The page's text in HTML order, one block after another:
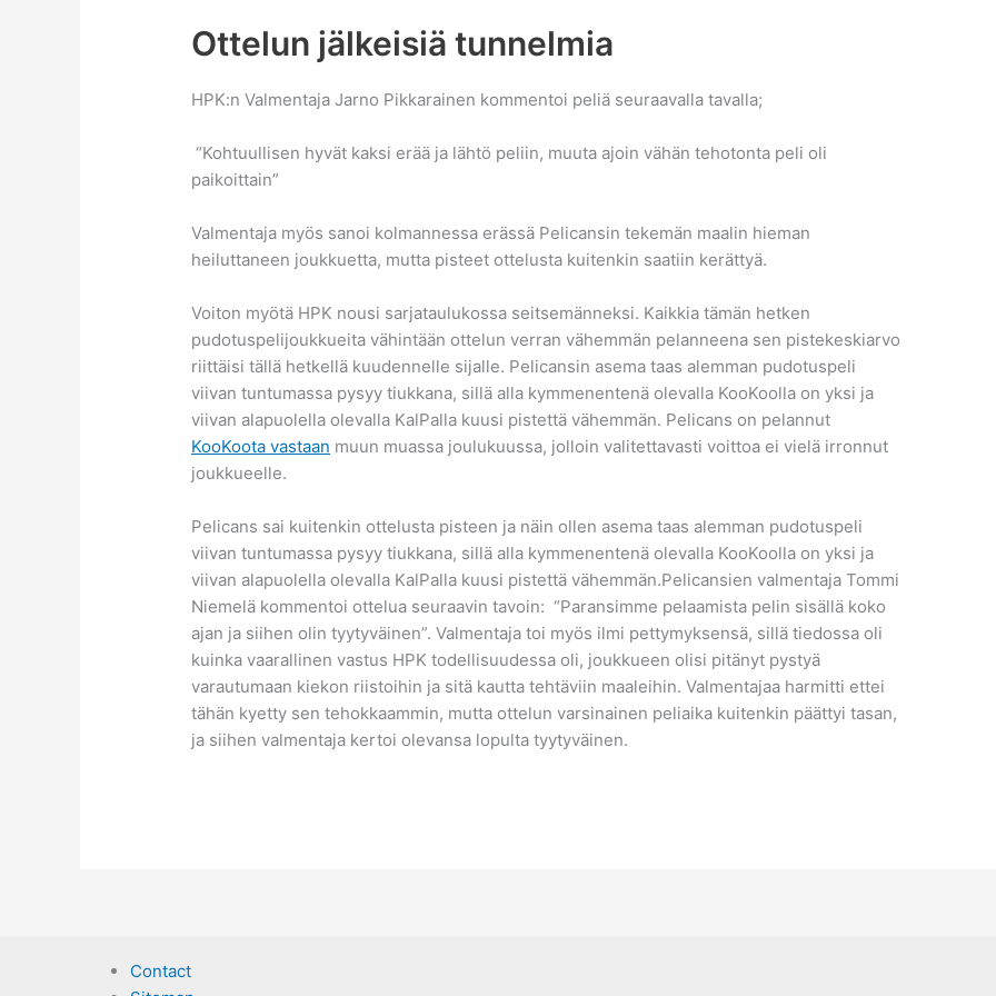
Ottelun jälkeisiä tunnelmia
HPK:n Valmentaja Jarno Pikkarainen kommentoi peliä seuraavalla tavalla;
“Kohtuullisen hyvät kaksi erää ja lähtö peliin, muuta ajoin vähän tehotonta peli oli
paikoittain”
Valmentaja myös sanoi kolmannessa erässä Pelicansin tekemän maalin hieman
heiluttaneen joukkuetta, mutta pisteet ottelusta kuitenkin saatiin kerättyä.
Voiton myötä HPK nousi sarjataulukossa seitsemänneksi. Kaikkia tämän hetken
pudotuspelijoukkueita vähintään ottelun verran vähemmän pelanneena sen pistekeskiarvo
riittäisi tällä hetkellä kuudennelle sijalle. Pelicansin asema taas alemman pudotuspeli
viivan tuntumassa pysyy tiukkana, sillä alla kymmenentenä olevalla KooKoolla on yksi ja
viivan alapuolella olevalla KalPalla kuusi pistettä vähemmän. Pelicans on pelannut
KooKoota vastaan muun muassa joulukuussa, jolloin valitettavasti voittoa ei vielä irronnut
joukkueelle.
Pelicans sai kuitenkin ottelusta pisteen ja näin ollen asema taas alemman pudotuspeli
viivan tuntumassa pysyy tiukkana, sillä alla kymmenentenä olevalla KooKoolla on yksi ja
viivan alapuolella olevalla KalPalla kuusi pistettä vähemmän.Pelicansien valmentaja Tommi
Niemelä kommentoi ottelua seuraavin tavoin: “Paransimme pelaamista pelin sisällä koko
ajan ja siihen olin tyytyväinen”. Valmentaja toi myös ilmi pettymyksensä, sillä tiedossa oli
kuinka vaarallinen vastus HPK todellisuudessa oli, joukkueen olisi pitänyt pystyä
varautumaan kiekon riistoihin ja sitä kautta tehtäviin maaleihin. Valmentajaa harmitti ettei
tähän kyetty sen tehokkaammin, mutta ottelun varsinainen peliaika kuitenkin päättyi tasan,
ja siihen valmentaja kertoi olevansa lopulta tyytyväinen.
Contact